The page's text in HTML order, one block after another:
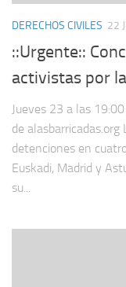
DERECHOS CIVILES 22
::Urgente::
activistas por
Jueves 23 a las
de
detenciones en
Euskadi, Madrid y
su...